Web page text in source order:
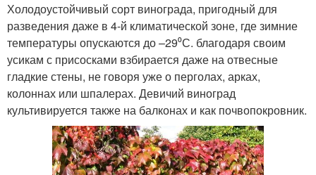
Холодоустойчивый сорт винограда, пригодный для
разведения даже в 4-й климатической зоне, где зимние
температуры опускаются до –29⁰С. благодаря своим
усикам с присосками взбирается даже на отвесные
гладкие стены, не говоря уже о перголах, арках,
колоннах или шпалерах. Девичий виноград
культивируется также на балконах и как почвопокровник.